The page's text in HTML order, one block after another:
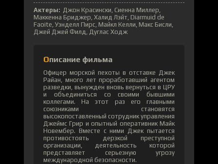
Актеры: Джон Красински, Сиенна Миллер,
Маккенна Бриджер, Халид Лэйт, Diarmuid de
Faoite, Уэнделл Пирс, Майкл Келли, Макс Бисли,
Джей Джей Филд, Дуглас Ходж
Описание фильма
Офицер морской пехоты в отставке Джек
Райан, много лет проработавший агентом
разведки, вынужден вновь вернуться в ЦРУ
и объединиться со своими бывшими
коллегами. На этот раз его главными
союзниками становятся
высокопоставленный сотрудник управления
Джеймс Грир и опытный оперативник Майк
Новембер. Вместе с ними Джек пытается
противостоять дерзкой преступной
организации, деятельность которой
представляет серьезную угрозу
международной безопасности.